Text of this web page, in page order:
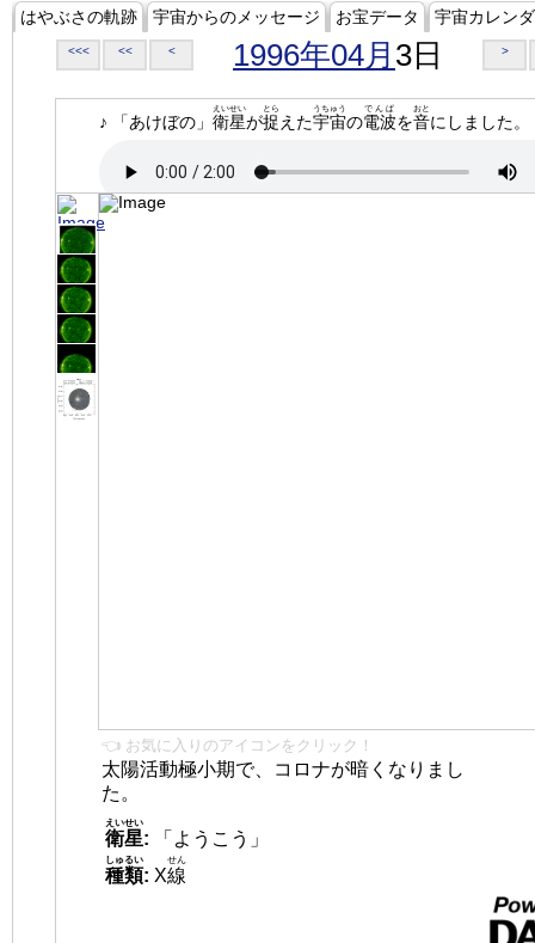
はやぶさの軌跡 宇宙からのメッセージ お宝データ 宇宙カレン
<<< << < 1996年04月 3日 >
♪ 「あけぼの」 衛星
えいせい
が捉
とら
えた宇宙
うちゅう
の電波
でんぱ
を音
おと
にしました。
👈 お気に入りのアイコンをクリック！
太陽活動極小期で、コロナが暗くなりまし
た。
衛星
えいせい
:
「ようこう」
種類
しゅるい
: X線
せん